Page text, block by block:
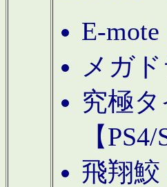
E-
メガ
究極
【
飛翔鮫